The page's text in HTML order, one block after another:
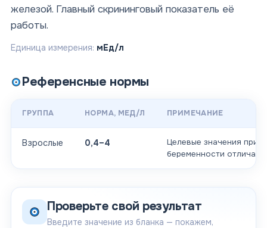
железой. Главный скрининговый показатель её
работы.
Единица измерения: мЕд/л
Референсные нормы
ГРУППА НОРМА, МЕД/Л ПРИМЕЧАНИЕ
Взрослые 0,4–4
Целевые значения при
беременности
Проверьте свой результат
Введите значение из бланка — покажем,